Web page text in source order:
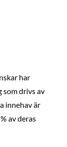
har
som drivs av
innehav är
av deras